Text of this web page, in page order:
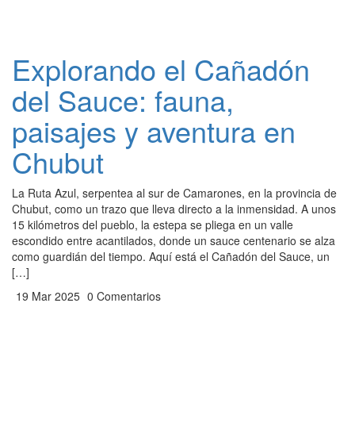
Explorando el Cañadón
del Sauce: fauna,
paisajes y aventura en
Chubut
La Ruta Azul, serpentea al sur de Camarones, en la provincia de
Chubut, como un trazo que lleva directo a la inmensidad. A unos
15 kilómetros del pueblo, la estepa se pliega en un valle
escondido entre acantilados, donde un sauce centenario se alza
como guardián del tiempo. Aquí está el Cañadón del Sauce, un
[…]
19 Mar 2025 0 Comentarios